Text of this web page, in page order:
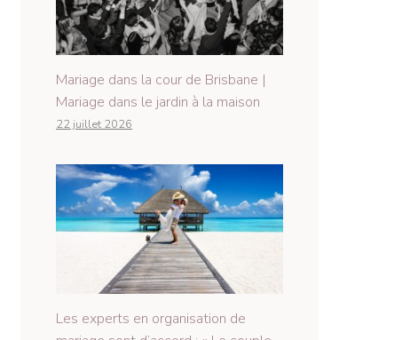
Mariage dans la cour de Brisbane |
Mariage dans le jardin à la maison
22 juillet 2026
Les experts en organisation de